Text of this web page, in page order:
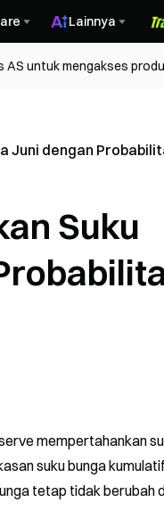
Lainnya
untuk mengakses
dengan
Suku
mempertahankan
suku bunga
tetap tidak berubah